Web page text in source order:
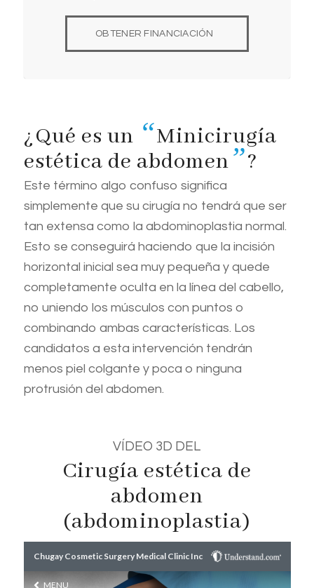
OBTENER FINANCIACIÓN
¿Qué es un “Minicirugía
estética de abdomen”?
Este término algo confuso significa
simplemente que su cirugía no tendrá que ser
tan extensa como la abdominoplastia normal.
Esto se conseguirá haciendo que la incisión
horizontal inicial sea muy pequeña y quede
completamente oculta en la línea del cabello,
no uniendo los músculos con puntos o
combinando ambas características. Los
candidatos a esta intervención tendrán
menos piel colgante y poca o ninguna
protrusión del abdomen.
VÍDEO 3D DEL
Cirugía estética de
abdomen
(abdominoplastia)